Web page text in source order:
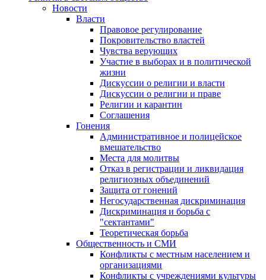
Новости
Власти
Правовое регулирование
Покровительство властей
Чувства верующих
Участие в выборах и в политической
жизни
Дискуссии о религии и власти
Дискуссии о религии и праве
Религии и карантин
Соглашения
Гонения
Административное и полицейское
вмешательство
Места для молитвы
Отказ в регистрации и ликвидация
религиозных объединений
Защита от гонений
Негосударственная дискриминация
Дискриминация и борьба с
"сектантами"
Теоретическая борьба
Общественность и СМИ
Конфликты с местным населением и
организациями
Конфликты с учреждениями культуры